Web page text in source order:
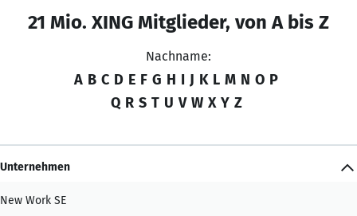
21 Mio. XING Mitglieder, von A bis Z
Nachname:
A B C D E F G H I J K L M N O P
Q R S T U V W X Y Z
Unternehmen
New Work SE